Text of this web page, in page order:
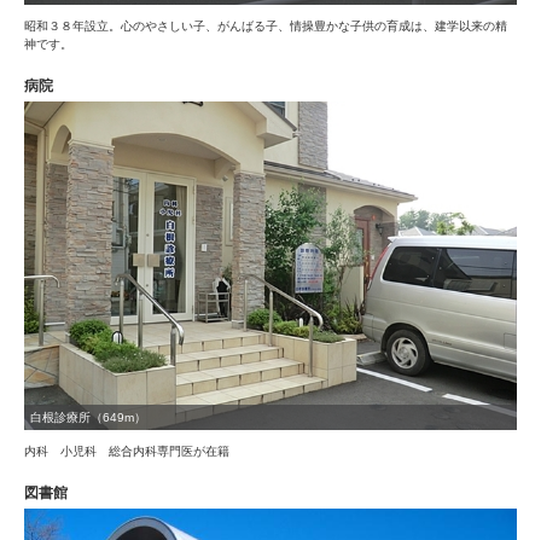
昭和３８年設立。心のやさしい子、がんばる子、情操豊かな子供の育成は、建学以来の精
神です。
病院
白根診療所（649m）
内科 小児科 総合内科専門医が在籍
図書館